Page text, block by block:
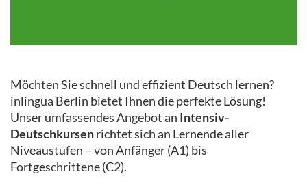
Möchten Sie schnell und effizient Deutsch lernen?
inlingua Berlin bietet Ihnen die perfekte Lösung!
Unser umfassendes Angebot an Intensiv-
Deutschkursenrichtet sich an Lernende aller
Niveaustufen – von Anfänger (A1) bis
Fortgeschrittene (C2).